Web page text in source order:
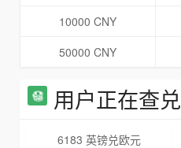
10000 CNY
50000 CNY
用户正在查兑
6183 英镑兑欧元